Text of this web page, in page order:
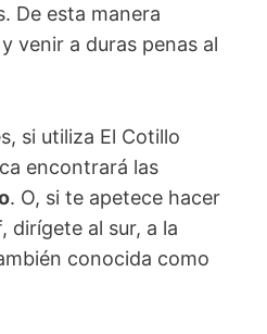
De esta manera
venir a duras penas al
si utiliza El Cotillo
encontrará las
. O, si te apetece hacer
dirígete al sur, a la
conocida como